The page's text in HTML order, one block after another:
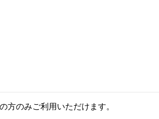
方のみご利用いただけます。